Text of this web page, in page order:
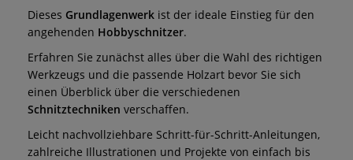
Dieses Grundlagenwerk ist der ideale Einstieg für den
angehenden Hobbyschnitzer.
Erfahren Sie zunächst alles über die Wahl des richtigen
Werkzeugs und die passende Holzart bevor Sie sich
einen Überblick über die verschiedenen
Schnitztechniken verschaffen.
Leicht nachvollziehbare Schritt-für-Schritt-Anleitungen,
zahlreiche Illustrationen und Projekte von einfach bis